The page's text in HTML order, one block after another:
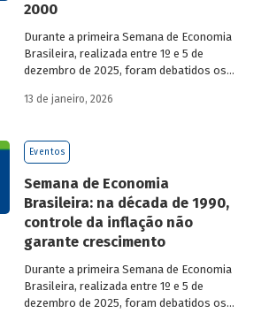
2000
Durante a primeira Semana de Economia
Brasileira, realizada entre 1º e 5 de
dezembro de 2025, foram debatidos os
economia do país nos últimos 40 anos,
economistas renomados.
13 de janeiro, 2026
Eventos
Semana de Economia
Brasileira: na década de 1990,
controle da inflação não
garante crescimento
Durante a primeira Semana de Economia
Brasileira, realizada entre 1º e 5 de
dezembro de 2025, foram debatidos os